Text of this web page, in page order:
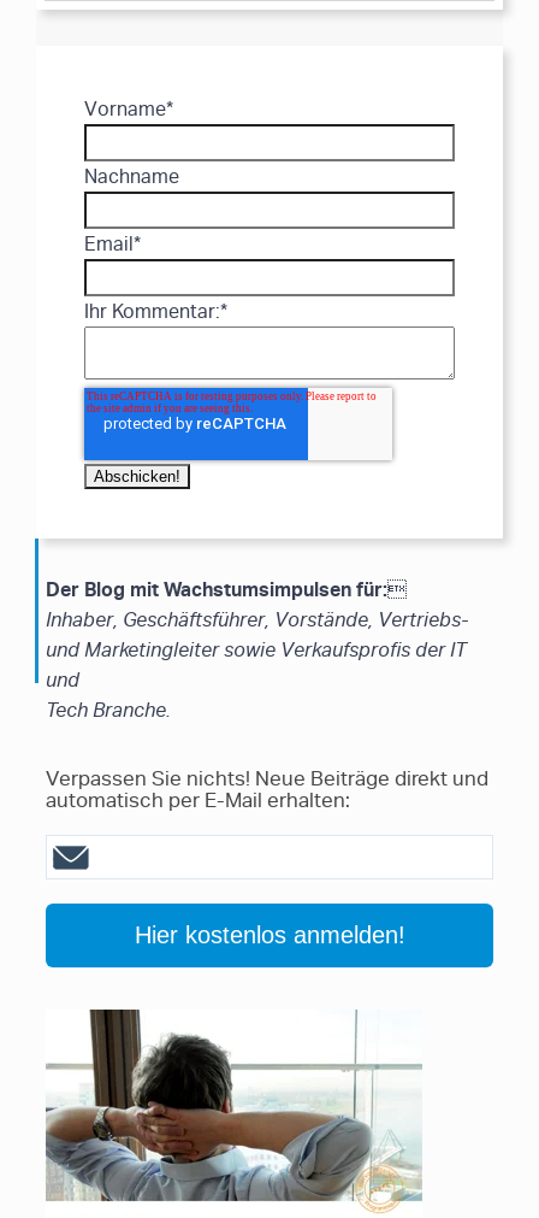
Vorname*
Nachname
Email*
Ihr Kommentar:*
Der Blog mit Wachstumsimpulsen für:
Inhaber, Geschäftsführer, Vorstände, Vertriebs-
und Marketingleiter sowie Verkaufsprofis der IT
und
Tech Branche.
Verpassen Sie nichts! Neue Beiträge direkt und
automatisch per E-Mail erhalten: